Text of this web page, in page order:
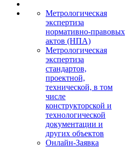
Метрологическая
экспертиза
нормативно-правовых
актов (НПА)
Метрологическая
экспертиза
стандартов,
проектной,
технической, в том
числе
конструкторской и
технологической
документации и
других объектов
Онлайн-Заявка